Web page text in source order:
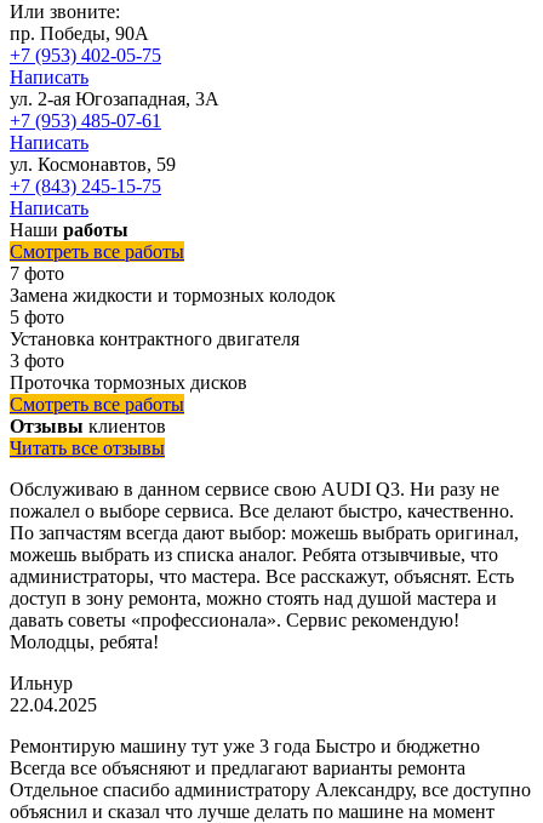
Или звоните:
пр. Победы, 90А
+7 (953) 402-05-75
Написать
ул. 2-ая Югозападная, 3А
+7 (953) 485-07-61
Написать
ул. Космонавтов, 59
+7 (843) 245-15-75
Написать
Наши работы
Смотреть все работы
7 фото
Замена жидкости и тормозных колодок
5 фото
Установка контрактного двигателя
3 фото
Проточка тормозных дисков
Смотреть все работы
Отзывы клиентов
Читать все отзывы
Обслуживаю в данном сервисе свою AUDI Q3. Ни разу не
пожалел о выборе сервиса. Все делают быстро, качественно.
По запчастям всегда дают выбор: можешь выбрать оригинал,
можешь выбрать из списка аналог. Ребята отзывчивые, что
администраторы, что мастера. Все расскажут, объяснят. Есть
доступ в зону ремонта, можно стоять над душой мастера и
давать советы «профессионала». Сервис рекомендую!
Молодцы, ребята!
Ильнур
22.04.2025
Ремонтирую машину тут уже 3 года Быстро и бюджетно
Всегда все объясняют и предлагают варианты ремонта
Отдельное спасибо администратору Александру, все доступно
объяснил и сказал что лучше делать по машине на момент